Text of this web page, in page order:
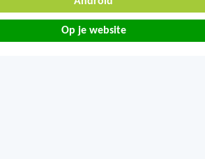
Op je website